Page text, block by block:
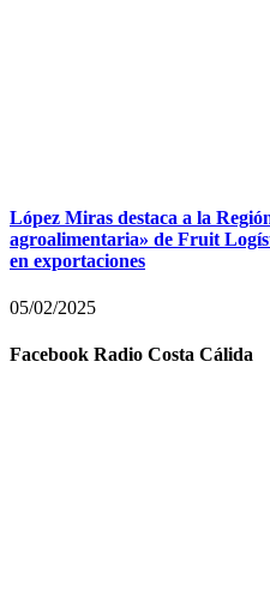
López Miras destaca a la
agroalimentaria» de Fruit
en exportaciones
05/02/2025
Facebook Radio Costa Cálida